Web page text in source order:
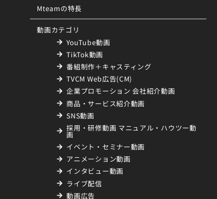
Mteamの特長
動画カテゴリ
YouTube動画
TikTok動画
番組制作＋キャスティング
TVCM Web広告(CM)
企業プロモーション 会社紹介動画
商品・サービス紹介動画
SNS動画
採用・研修動画 マニュアル・ハウツー動
画
イベント・セミナー動画
アニメーション動画
インタビュー動画
ライブ配信
動画広告